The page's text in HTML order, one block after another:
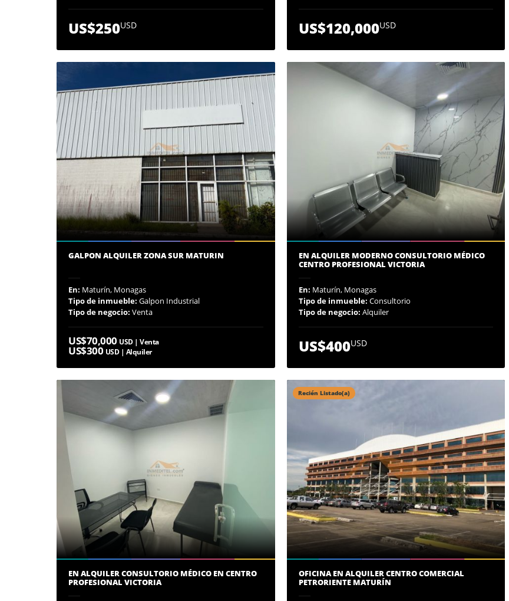
US$250USD US$120,000USD
GALPON ALQUILER ZONA SUR MATURIN
En: Maturín, Monagas
Tipo de inmueble: Galpon Industrial
Tipo de negocio: Venta
US$70,000 USD | Venta
US$300 USD | Alquiler
EN ALQUILER MODERNO CONSULTORIO MÉDICO
CENTRO PROFESIONAL VICTORIA
En: Maturín, Monagas
Tipo de inmueble: Consultorio
Tipo de negocio: Alquiler
US$400USD
EN ALQUILER CONSULTORIO MÉDICO EN CENTRO
PROFESIONAL VICTORIA
Recién Listado(a)
OFICINA EN ALQUILER CENTRO COMERCIAL
PETRORIENTE MATURÍN